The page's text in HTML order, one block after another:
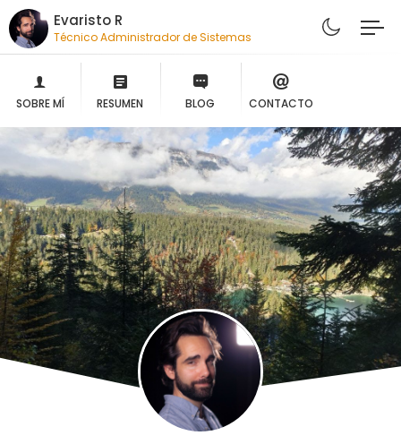
Evaristo R
Técnico Administrador de Sistemas
SOBRE MÍ RESUMEN BLOG CONTACTO